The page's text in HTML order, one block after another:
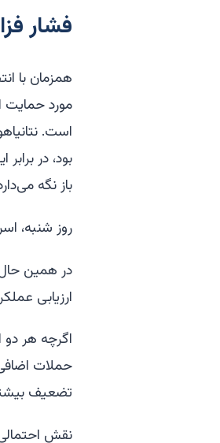
فشار
همزمان با
مورد حمایت
است.
بود، در
باز نگه
روز شنبه،
در همین
ارزیابی
اگرچه هر
حملات
تضعیف
نقش